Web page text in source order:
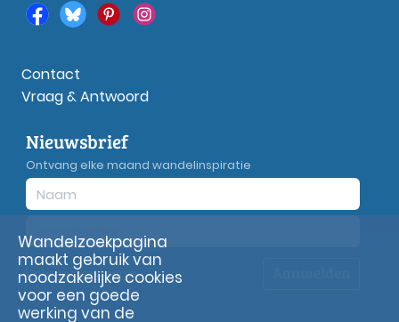
Contact
Vraag & Antwoord
Nieuwsbrief
Ontvang elke maand wandelinspiratie
Privacyverklaring
Wandelzoekpagina
maakt gebruik van
noodzakelijke cookies
voor een goede
werking van de